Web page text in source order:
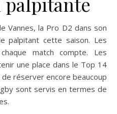
Vannes, la Pro D2 dans son
palpitant cette saison. Les
match compte. Les
une place dans le Top 14
réserver encore beaucoup
sont servis en termes de